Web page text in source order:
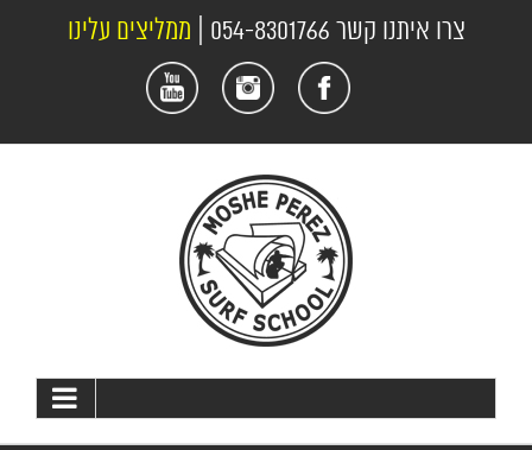
צרו איתנו קשר 054-8301766 ממליצים עלינו
פייסבוקאינסטגרם
יוטיוב